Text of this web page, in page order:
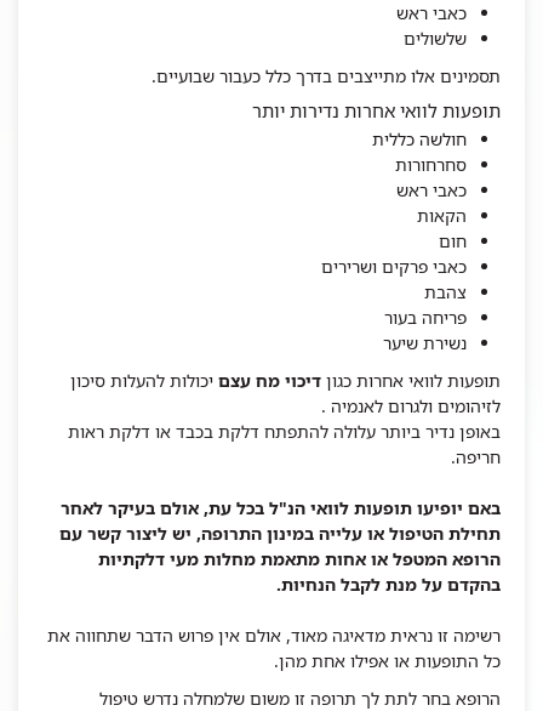
כאבי ראש
שלשולים
תסמינים אלו מתייצבים בדרך כלל כעבור שבועיים.
תופעות לוואי אחרות נדירות יותר
חולשה כללית
סחרחורות
כאבי ראש
הקאות
חום
כאבי פרקים ושרירים
צהבת
פריחה בעור
נשירת שיער
תופעות לוואי אחרות כגון דיכוי מח עצם יכולות להעלות סיכון
לזיהומים ולגרום לאנמיה .
באופן נדיר ביותר עלולה להתפתח דלקת בכבד או דלקת ראות
חריפה.
באם יופיעו תופעות לוואי הנ"ל בכל עת, אולם בעיקר לאחר
תחילת הטיפול או עלייה במינון התרופה, יש ליצור קשר עם
הרופא המטפל או אחות מתאמת מחלות מעי דלקתיות
בהקדם על מנת לקבל הנחיות.
רשימה זו נראית מדאיגה מאוד, אולם אין פרוש הדבר שתחווה את
כל התופעות או אפילו אחת מהן.
הרופא בחר לתת לך תרופה זו משום שלמחלה נדרש טיפול